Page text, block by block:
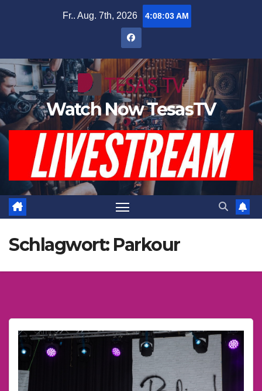
Fr.. Aug. 7th, 2026 4:08:04 AM
Watch Now TesasTV
Schlagwort: Parkour